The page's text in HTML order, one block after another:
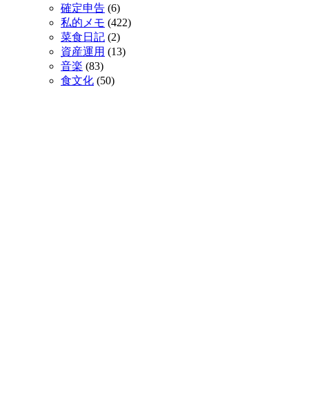
確定申告 (6)
私的メモ (422)
菜食日記 (2)
資産運用 (13)
音楽 (83)
食文化 (50)